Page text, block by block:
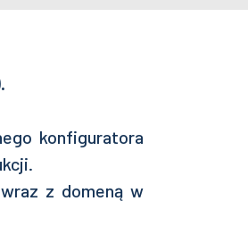
konfiguratora
z domeną w